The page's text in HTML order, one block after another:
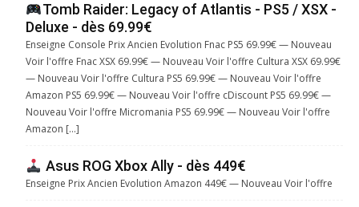
Tomb Raider: Legacy of Atlantis - PS5 / XSX -
Deluxe - dès 69.99€
Enseigne Console Prix Ancien Evolution Fnac PS5 69.99€ — Nouveau
Voir l'offre Fnac XSX 69.99€ — Nouveau Voir l'offre Cultura XSX 69.99€
— Nouveau Voir l'offre Cultura PS5 69.99€ — Nouveau Voir l'offre
Amazon PS5 69.99€ — Nouveau Voir l'offre cDiscount PS5 69.99€ —
Nouveau Voir l'offre Micromania PS5 69.99€ — Nouveau Voir l'offre
Amazon […]
Asus ROG Xbox Ally - dès 449€
Enseigne Prix Ancien Evolution Amazon 449€ — Nouveau Voir l'offre